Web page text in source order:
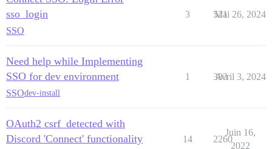
sso_login
SSO
3 521
Mai 26, 2024
Need help while Implementing
SSO for dev environment
SSOdev-install
1 383
Avril 3, 2024
OAuth2 csrf_detected with
Discord 'Connect' functionality
14 2260
Juin 16,
2022